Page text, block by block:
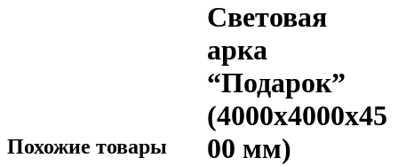
Световая
арка
“Подарок”
(4000х4000х45
00 мм)
Похожие товары